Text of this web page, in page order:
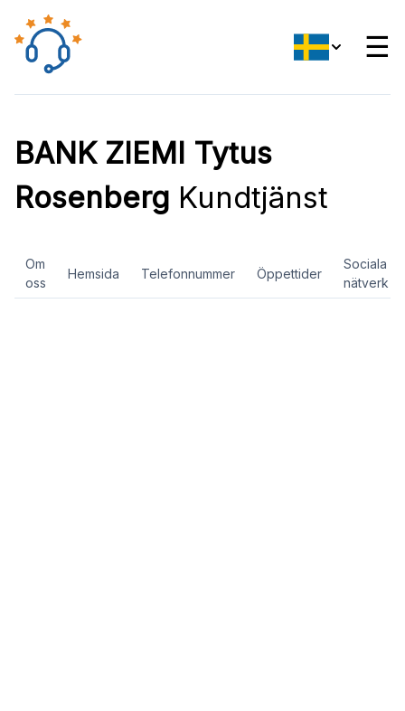
☰
BANK ZIEMI Tytus
Rosenberg Kundtjänst
Om
oss
Hemsida Telefonnummer Öppettider
Sociala
nätverk